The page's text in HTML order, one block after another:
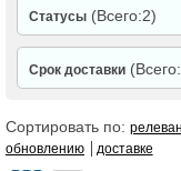
Статусы (Всего:2)
Срок доставки
Сортировать по:
обновлению
доставке